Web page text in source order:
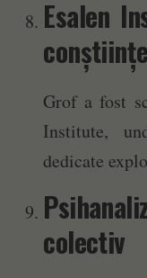
Esalen
Grof a fost
Institute,
dedicate
colectiv